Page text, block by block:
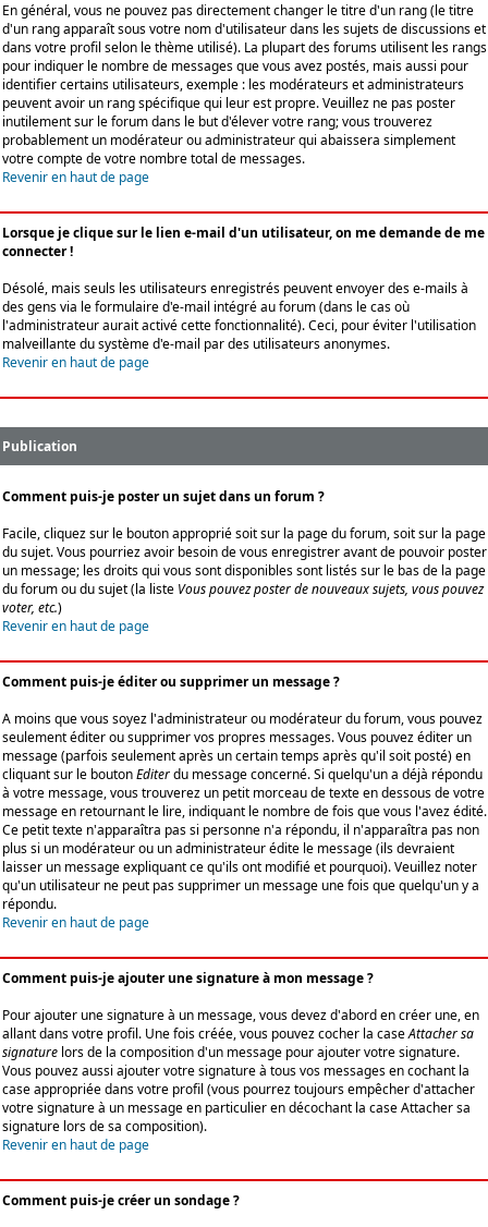
En général, vous ne pouvez pas directement changer le titre d'un rang (le titre
d'un rang apparaît sous votre nom d'utilisateur dans les sujets de discussions et
dans votre profil selon le thème utilisé). La plupart des forums utilisent les rangs
pour indiquer le nombre de messages que vous avez postés, mais aussi pour
identifier certains utilisateurs, exemple : les modérateurs et administrateurs
peuvent avoir un rang spécifique qui leur est propre. Veuillez ne pas poster
inutilement sur le forum dans le but d'élever votre rang; vous trouverez
probablement un modérateur ou administrateur qui abaissera simplement
votre compte de votre nombre total de messages.
Revenir en haut de page
Lorsque je clique sur le lien e-mail d'un utilisateur, on me demande de me
connecter !
Désolé, mais seuls les utilisateurs enregistrés peuvent envoyer des e-mails à
des gens via le formulaire d'e-mail intégré au forum (dans le cas où
l'administrateur aurait activé cette fonctionnalité). Ceci, pour éviter l'utilisation
malveillante du système d'e-mail par des utilisateurs anonymes.
Revenir en haut de page
Publication
Comment puis-je poster un sujet dans un forum ?
Facile, cliquez sur le bouton approprié soit sur la page du forum, soit sur la page
du sujet. Vous pourriez avoir besoin de vous enregistrer avant de pouvoir poster
un message; les droits qui vous sont disponibles sont listés sur le bas de la page
du forum ou du sujet (la liste Vous pouvez poster de nouveaux sujets, vous pouvez
voter, etc.)
Revenir en haut de page
Comment puis-je éditer ou supprimer un message ?
A moins que vous soyez l'administrateur ou modérateur du forum, vous pouvez
seulement éditer ou supprimer vos propres messages. Vous pouvez éditer un
message (parfois seulement après un certain temps après qu'il soit posté) en
cliquant sur le boutonEditerdu message concerné. Si quelqu'un a déjà répondu
à votre message, vous trouverez un petit morceau de texte en dessous de votre
message en retournant le lire, indiquant le nombre de fois que vous l'avez édité.
Ce petit texte n'apparaîtra pas si personne n'a répondu, il n'apparaîtra pas non
plus si un modérateur ou un administrateur édite le message (ils devraient
laisser un message expliquant ce qu'ils ont modifié et pourquoi). Veuillez noter
qu'un utilisateur ne peut pas supprimer un message une fois que quelqu'un y a
répondu.
Revenir en haut de page
Comment puis-je ajouter une signature à mon message ?
Pour ajouter une signature à un message, vous devez d'abord en créer une, en
allant dans votre profil. Une fois créée, vous pouvez cocher la caseAttacher sa
signature lors de la composition d'un message pour ajouter votre signature.
Vous pouvez aussi ajouter votre signature à tous vos messages en cochant la
case appropriée dans votre profil (vous pourrez toujours empêcher d'attacher
votre signature à un message en particulier en décochant la case Attacher sa
signature lors de sa composition).
Revenir en haut de page
Comment puis-je créer un sondage ?